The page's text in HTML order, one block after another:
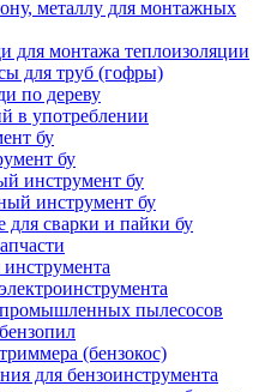
металлу для монтажных
для монтажа теплоизоляции
для труб (гофры)
по дереву
в употреблении
бу
бу
инструмент бу
инструмент бу
для сварки и пайки бу
промышленных пылесосов
(бензокос)
для бензоинструмента